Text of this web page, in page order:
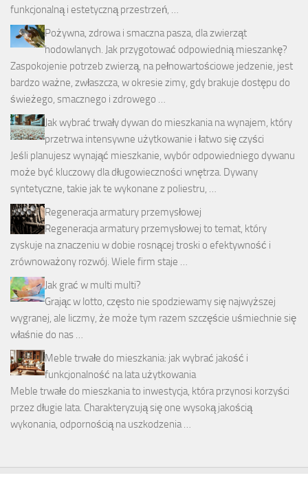
funkcjonalną i estetyczną przestrzeń, …
Pożywna, zdrowa i smaczna pasza, dla zwierząt
hodowlanych. Jak przygotować odpowiednią mieszankę?
Zaspokojenie potrzeb zwierzą, na pełnowartościowe jedzenie, jest
bardzo ważne, zwłaszcza, w okresie zimy, gdy brakuje dostępu do
świeżego, smacznego i zdrowego …
Jak wybrać trwały dywan do mieszkania na wynajem, który
przetrwa intensywne użytkowanie i łatwo się czyści
Jeśli planujesz wynająć mieszkanie, wybór odpowiedniego dywanu
może być kluczowy dla długowieczności wnętrza. Dywany
syntetyczne, takie jak te wykonane z poliestru, …
Regeneracja armatury przemysłowej
Regeneracja armatury przemysłowej to temat, który
zyskuje na znaczeniu w dobie rosnącej troski o efektywność i
zrównoważony rozwój. Wiele firm staje …
Jak grać w multi multi?
Grając w lotto, często nie spodziewamy się najwyższej
wygranej, ale liczmy, że może tym razem szczęście uśmiechnie się
właśnie do nas …
Meble trwałe do mieszkania: jak wybrać jakość i
funkcjonalność na lata użytkowania
Meble trwałe do mieszkania to inwestycja, która przynosi korzyści
przez długie lata. Charakteryzują się one wysoką jakością
wykonania, odpornością na uszkodzenia …